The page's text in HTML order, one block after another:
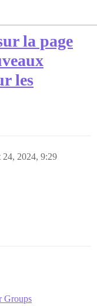
la page
les
24, 2024, 9:29
Groups